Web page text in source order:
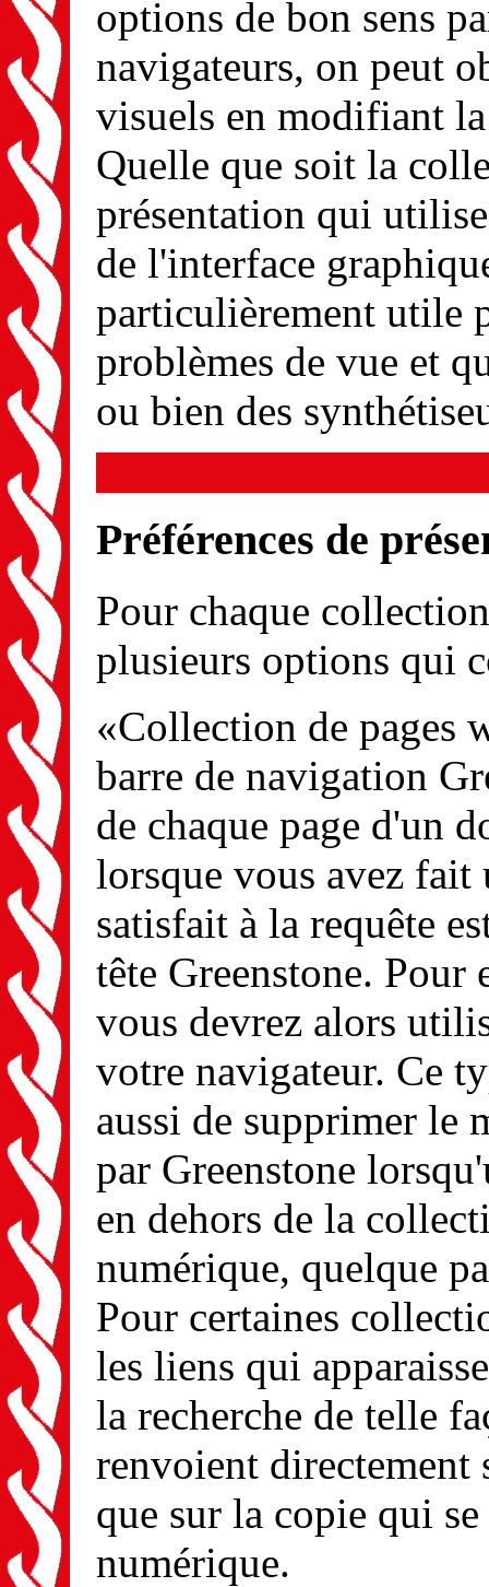
options de bon sens
navigateurs, on peut
visuels en modifiant
Quelle que soit la
présentation qui
de l'interface
particulièrement utile
problèmes de vue et
ou bien des
Préférences de
Pour chaque
plusieurs options qui
«Collection de pages
barre de navigation
de chaque page d'un
lorsque vous avez fait
satisfait à la requête
tête Greenstone. Pour
vous devrez alors
votre navigateur. Ce
aussi de supprimer le
par Greenstone
en dehors de la
numérique, quelque
Pour certaines
les liens qui
la recherche de telle
renvoient
que sur la copie qui
numérique.